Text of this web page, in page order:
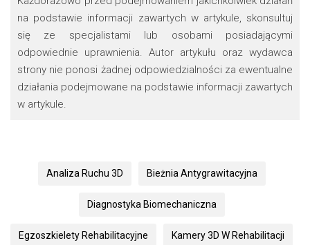
na podstawie informacji zawartych w artykule, skonsultuj
się ze specjalistami lub osobami posiadającymi
odpowiednie uprawnienia. Autor artykułu oraz wydawca
strony nie ponosi żadnej odpowiedzialności za ewentualne
działania podejmowane na podstawie informacji zawartych
w artykule.
Analiza Ruchu 3D Bieżnia Antygrawitacyjna
Diagnostyka Biomechaniczna
Egzoszkielety Rehabilitacyjne Kamery 3D W Rehabilitacji